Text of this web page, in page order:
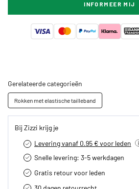
INFORMEER MIJ
Gerelateerde categorieën
Rokken met elastische tailleband
Bij Zizzi krijg je
Levering vanaf 0.95 € voor leden
Snelle levering: 3-5 werkdagen
Gratis retour voor leden